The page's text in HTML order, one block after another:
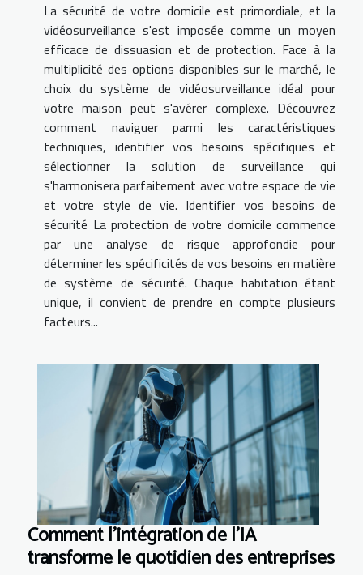
La sécurité de votre domicile est primordiale, et la
vidéosurveillance s'est imposée comme un moyen
efficace de dissuasion et de protection. Face à la
multiplicité des options disponibles sur le marché, le
choix du système de vidéosurveillance idéal pour
votre maison peut s'avérer complexe. Découvrez
comment naviguer parmi les caractéristiques
techniques, identifier vos besoins spécifiques et
sélectionner la solution de surveillance qui
s'harmonisera parfaitement avec votre espace de vie
et votre style de vie. Identifier vos besoins de
sécurité La protection de votre domicile commence
par une analyse de risque approfondie pour
déterminer les spécificités de vos besoins en matière
de système de sécurité. Chaque habitation étant
unique, il convient de prendre en compte plusieurs
facteurs...
Comment l'intégration de l'IA
transforme le quotidien des entreprises